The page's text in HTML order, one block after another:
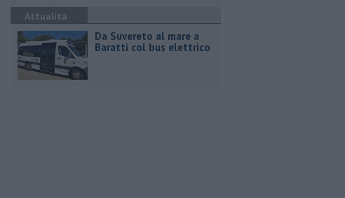
Attualità
Da Suvereto al mare a
Baratti col bus elettrico